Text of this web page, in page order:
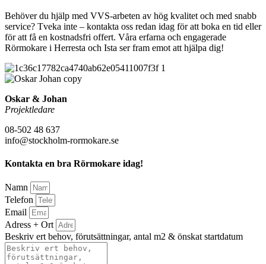
Behöver du hjälp med VVS-arbeten av hög kvalitet och med snabb
service? Tveka inte – kontakta oss redan idag för att boka en tid eller
för att få en kostnadsfri offert. Våra erfarna och engagerade
Rörmokare i Herresta och Ista ser fram emot att hjälpa dig!
Oskar & Johan
Projektledare
08-502 48 637
info@stockholm-rormokare.se
Kontakta en bra Rörmokare idag!
Namn
Telefon
Email
Adress + Ort
Beskriv ert behov, förutsättningar, antal m2 & önskat startdatum